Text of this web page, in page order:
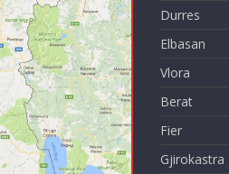
Durres
Elbasan
Vlora
Berat
Fier
Gjirokastra